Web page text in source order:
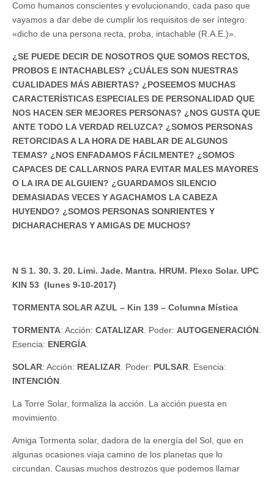
Como humanos conscientes y evolucionando, cada paso que
vayamos a dar debe de cumplir los requisitos de ser íntegro:
«dicho de una persona recta, proba, intachable (R.A.E.)».
¿SE PUEDE DECIR DE NOSOTROS QUE SOMOS RECTOS,
PROBOS E INTACHABLES? ¿CUÁLES SON NUESTRAS
CUALIDADES MÁS ABIERTAS? ¿POSEEMOS MUCHAS
CARACTERÍSTICAS ESPECIALES DE PERSONALIDAD QUE
NOS HACEN SER MEJORES PERSONAS? ¿NOS GUSTA QUE
ANTE TODO LA VERDAD RELUZCA? ¿SOMOS PERSONAS
RETORCIDAS A LA HORA DE HABLAR DE ALGUNOS
TEMAS? ¿NOS ENFADAMOS FÁCILMENTE? ¿SOMOS
CAPACES DE CALLARNOS PARA EVITAR MALES MAYORES
O LA IRA DE ALGUIEN? ¿GUARDAMOS SILENCIO
DEMASIADAS VECES Y AGACHAMOS LA CABEZA
HUYENDO? ¿SOMOS PERSONAS SONRIENTES Y
DICHARACHERAS Y AMIGAS DE MUCHOS?
N S 1. 30. 3. 20. Limi. Jade. Mantra. HRUM. Plexo Solar. UPC
KIN 53 (lunes 9-10-2017)
TORMENTA SOLAR AZUL – Kin 139 – Columna Mística
TORMENTA: Acción: CATALIZAR. Poder: AUTOGENERACIÓN.
Esencia: ENERGÍA.
SOLAR: Acción: REALIZAR. Poder: PULSAR. Esencia:
INTENCIÓN.
La Torre Solar, formaliza la acción. La acción puesta en
movimiento.
Amiga Tormenta solar, dadora de la energía del Sol, que en
algunas ocasiones viaja camino de los planetas que lo
circundan. Causas muchos destrozos que podemos llamar